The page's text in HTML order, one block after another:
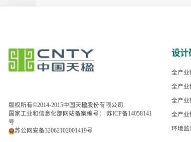
版权所有©2014-2015中国天楹股份有限公司
国家工业和信息化部网站备案编号： 苏ICP备14058141
号
苏公网安备32062102001419号
设计
全产业
全产业
全产业
全产业
环境监